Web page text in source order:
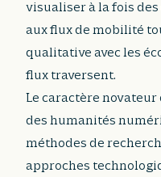
visualiser à la fois
aux flux de mobilité
qualitative avec les
flux traversent.
Le caractère
des humanités
méthodes de
approches